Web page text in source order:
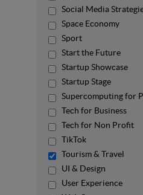
Social Media
Space Economy
Sport
Start the Future
Startup Showcase
Startup Stage
Supercomputing for
Tech for Business
Tech for Non Profit
TikTok
Tourism & Travel
UI & Design
User Experience